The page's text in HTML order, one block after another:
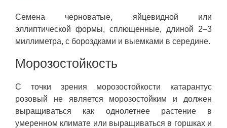
Семена черноватые, яйцевидной или
эллиптической формы, сплющенные, длиной 2–3
миллиметра, с бороздками и выемками в середине.
Морозостойкость
С точки зрения морозостойкости катарантус
розовый не является морозостойким и должен
выращиваться как однолетнее растение в
умеренном климате или выращиваться в горшках и